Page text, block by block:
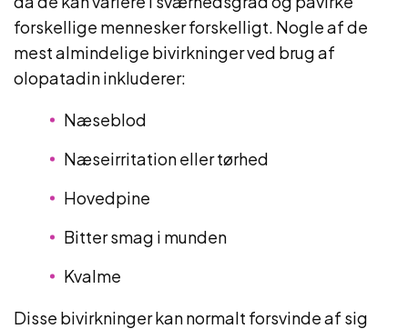
forskellige mennesker forskelligt. Nogle af de
mest almindelige bivirkninger ved brug af
olopatadin inkluderer:
Næseblod
Næseirritation eller tørhed
Hovedpine
Bitter smag i munden
Kvalme
Disse bivirkninger kan normalt forsvinde af sig